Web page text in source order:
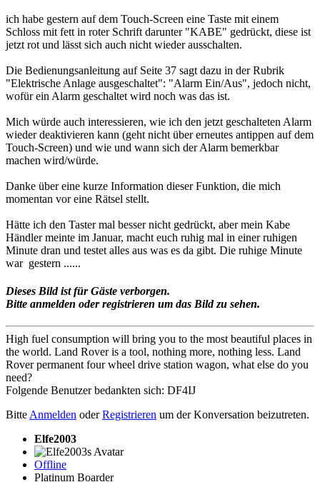
ich habe gestern auf dem Touch-Screen eine Taste mit einem
Schloss mit fett in roter Schrift darunter "KABE" gedrückt, diese ist
jetzt rot und lässt sich auch nicht wieder ausschalten.
Die Bedienungsanleitung auf Seite 37 sagt dazu in der Rubrik
"Elektrische Anlage ausgeschaltet": "Alarm Ein/Aus", jedoch nicht,
wofür ein Alarm geschaltet wird noch was das ist.
Mich würde auch interessieren, wie ich den jetzt geschalteten Alarm
wieder deaktivieren kann (geht nicht über erneutes antippen auf dem
Touch-Screen) und wie und wann sich der Alarm bemerkbar
machen wird/würde.
Danke über eine kurze Information dieser Funktion, die mich
momentan vor eine Rätsel stellt.
Hätte ich den Taster mal besser nicht gedrückt, aber mein Kabe
Händler meinte im Januar, macht euch ruhig mal in einer ruhigen
Minute dran und testet alles aus was es da gibt. Die ruhige Minute
war gestern ......
Dieses Bild ist für Gäste verborgen.
Bitte anmelden oder registrieren um das Bild zu sehen.
High fuel consumption will bring you to the most beautiful places in
the world. Land Rover is a tool, nothing more, nothing less. Land
Rover permanent four wheel drive station wagon, what else do you
need?
Folgende Benutzer bedankten sich: DF4IJ
BitteAnmelden oderRegistrieren um der Konversation beizutreten.
Elfe2003
Offline
Platinum Boarder